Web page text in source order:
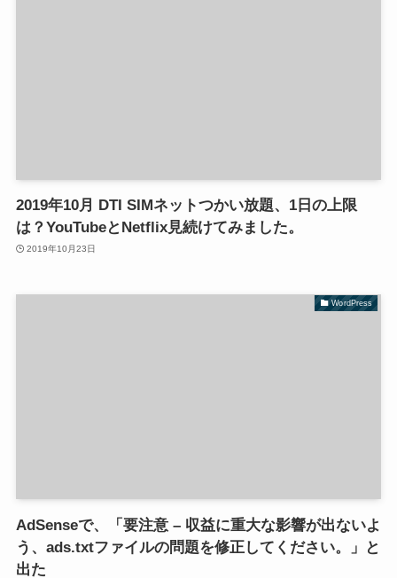
2019年10月 DTI SIMネットつかい放題、1日の上限
は？YouTubeとNetflix見続けてみました。
2019年10月23日
WordPress
AdSenseで、「要注意 – 収益に重大な影響が出ないよ
う、ads.txtファイルの問題を修正してください。」と
出た